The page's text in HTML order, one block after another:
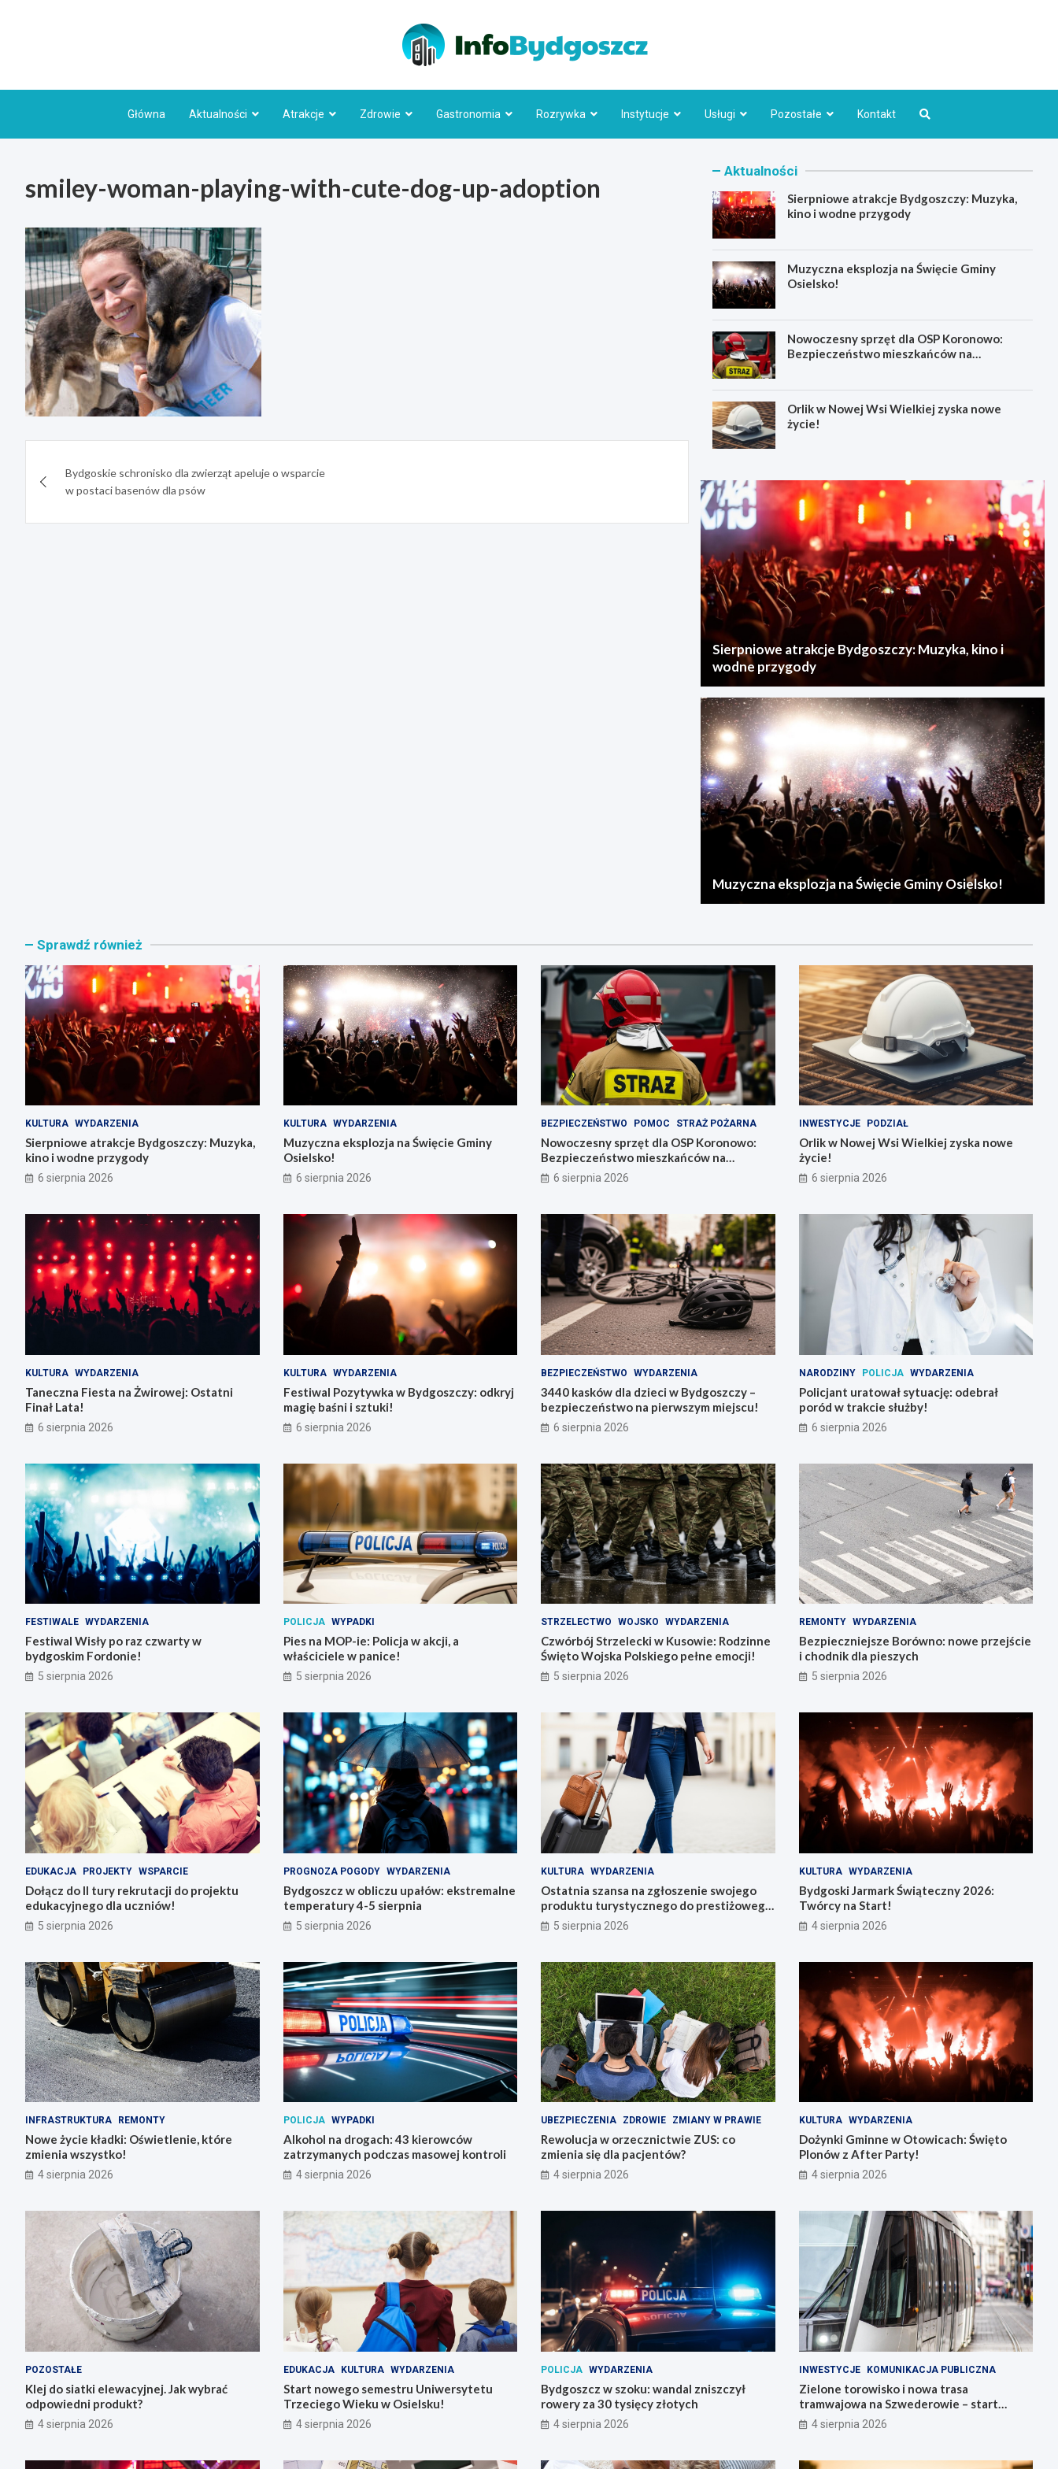
Główna Aktualności Atrakcje Zdrowie Gastronomia Rozrywka Instytucje Usługi Pozostałe Kontakt
smiley-woman-playing-with-cute-dog-up-adoption
wpisuBydgoskie schronisko dla zwierząt apeluje o wsparcie
w postaci basenów dla psów
Aktualności
Sierpniowe atrakcje Bydgoszczy: Muzyka,
kino i wodne przygody
Muzyczna eksplozja na Święcie Gminy
Osielsko!
Nowoczesny sprzęt dla OSP Koronowo:
Bezpieczeństwo mieszkańców na
Orlik w Nowej Wsi Wielkiej zyska nowe
życie!
Sierpniowe atrakcje Bydgoszczy: Muzyka, kino i
wodne przygody
Muzyczna eksplozja na Święcie Gminy Osielsko!
Sprawdź również
KULTURA WYDARZENIA
Sierpniowe atrakcje Bydgoszczy: Muzyka,
kino i wodne przygody
6 sierpnia 2026
KULTURA WYDARZENIA
Muzyczna eksplozja na Święcie Gminy
Osielsko!
6 sierpnia 2026
BEZPIECZEŃSTWO POMOC STRAŻ POŻARNA
Nowoczesny sprzęt dla OSP Koronowo:
Bezpieczeństwo mieszkańców na
pierwszym miejscu!
6 sierpnia 2026
INWESTYCJE PODZIAŁ
Orlik w Nowej Wsi Wielkiej zyska nowe
życie!
6 sierpnia 2026
KULTURA WYDARZENIA
Taneczna Fiesta na Żwirowej: Ostatni
Finał Lata!
6 sierpnia 2026
KULTURA WYDARZENIA
Festiwal Pozytywka w Bydgoszczy: odkryj
magię baśni i sztuki!
6 sierpnia 2026
BEZPIECZEŃSTWO WYDARZENIA
3440 kasków dla dzieci w Bydgoszczy –
bezpieczeństwo na pierwszym miejscu!
6 sierpnia 2026
NARODZINY POLICJA WYDARZENIA
Policjant uratował sytuację: odebrał
poród w trakcie służby!
6 sierpnia 2026
FESTIWALE WYDARZENIA
Festiwal Wisły po raz czwarty w
bydgoskim Fordonie!
5 sierpnia 2026
POLICJA WYPADKI
Pies na MOP-ie: Policja w akcji, a
właściciele w panice!
5 sierpnia 2026
STRZELECTWO WOJSKO WYDARZENIA
Czwórbój Strzelecki w Kusowie: Rodzinne
Święto Wojska Polskiego pełne emocji!
5 sierpnia 2026
REMONTY WYDARZENIA
Bezpieczniejsze Borówno: nowe przejście
i chodnik dla pieszych
5 sierpnia 2026
EDUKACJA PROJEKTY WSPARCIE
Dołącz do II tury rekrutacji do projektu
edukacyjnego dla uczniów!
5 sierpnia 2026
PROGNOZA POGODY WYDARZENIA
Bydgoszcz w obliczu upałów: ekstremalne
temperatury 4-5 sierpnia
5 sierpnia 2026
KULTURA WYDARZENIA
Ostatnia szansa na zgłoszenie swojego
produktu turystycznego do prestiżowego
konkursu POT
5 sierpnia 2026
KULTURA WYDARZENIA
Bydgoski Jarmark Świąteczny 2026:
Twórcy na Start!
4 sierpnia 2026
INFRASTRUKTURA REMONTY
Nowe życie kładki: Oświetlenie, które
zmienia wszystko!
4 sierpnia 2026
POLICJA WYPADKI
Alkohol na drogach: 43 kierowców
zatrzymanych podczas masowej kontroli
4 sierpnia 2026
UBEZPIECZENIA ZDROWIE ZMIANY W PRAWIE
Rewolucja w orzecznictwie ZUS: co
zmienia się dla pacjentów?
4 sierpnia 2026
KULTURA WYDARZENIA
Dożynki Gminne w Otowicach: Święto
Plonów z After Party!
4 sierpnia 2026
POZOSTAŁE
Klej do siatki elewacyjnej. Jak wybrać
odpowiedni produkt?
4 sierpnia 2026
EDUKACJA KULTURA WYDARZENIA
Start nowego semestru Uniwersytetu
Trzeciego Wieku w Osielsku!
4 sierpnia 2026
POLICJA WYDARZENIA
Bydgoszcz w szoku: wandal zniszczył
rowery za 30 tysięcy złotych
4 sierpnia 2026
INWESTYCJE KOMUNIKACJA PUBLICZNA
Zielone torowisko i nowa trasa
tramwajowa na Szwederowie – start
budowy!
4 sierpnia 2026